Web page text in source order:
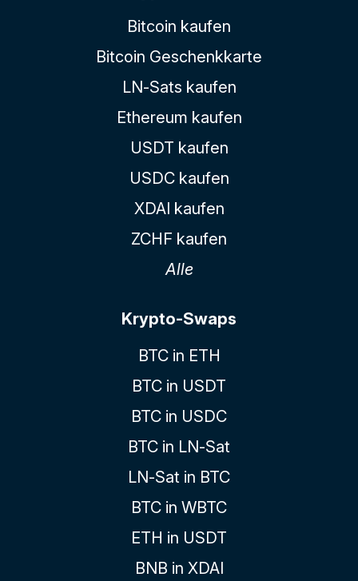
Bitcoin kaufen
Bitcoin Geschenkkarte
LN-Sats kaufen
Ethereum kaufen
USDT kaufen
USDC kaufen
XDAI kaufen
ZCHF kaufen
Alle
Krypto-Swaps
BTC in ETH
BTC in USDT
BTC in USDC
BTC in LN-Sat
LN-Sat in BTC
BTC in WBTC
ETH in USDT
BNB in XDAI